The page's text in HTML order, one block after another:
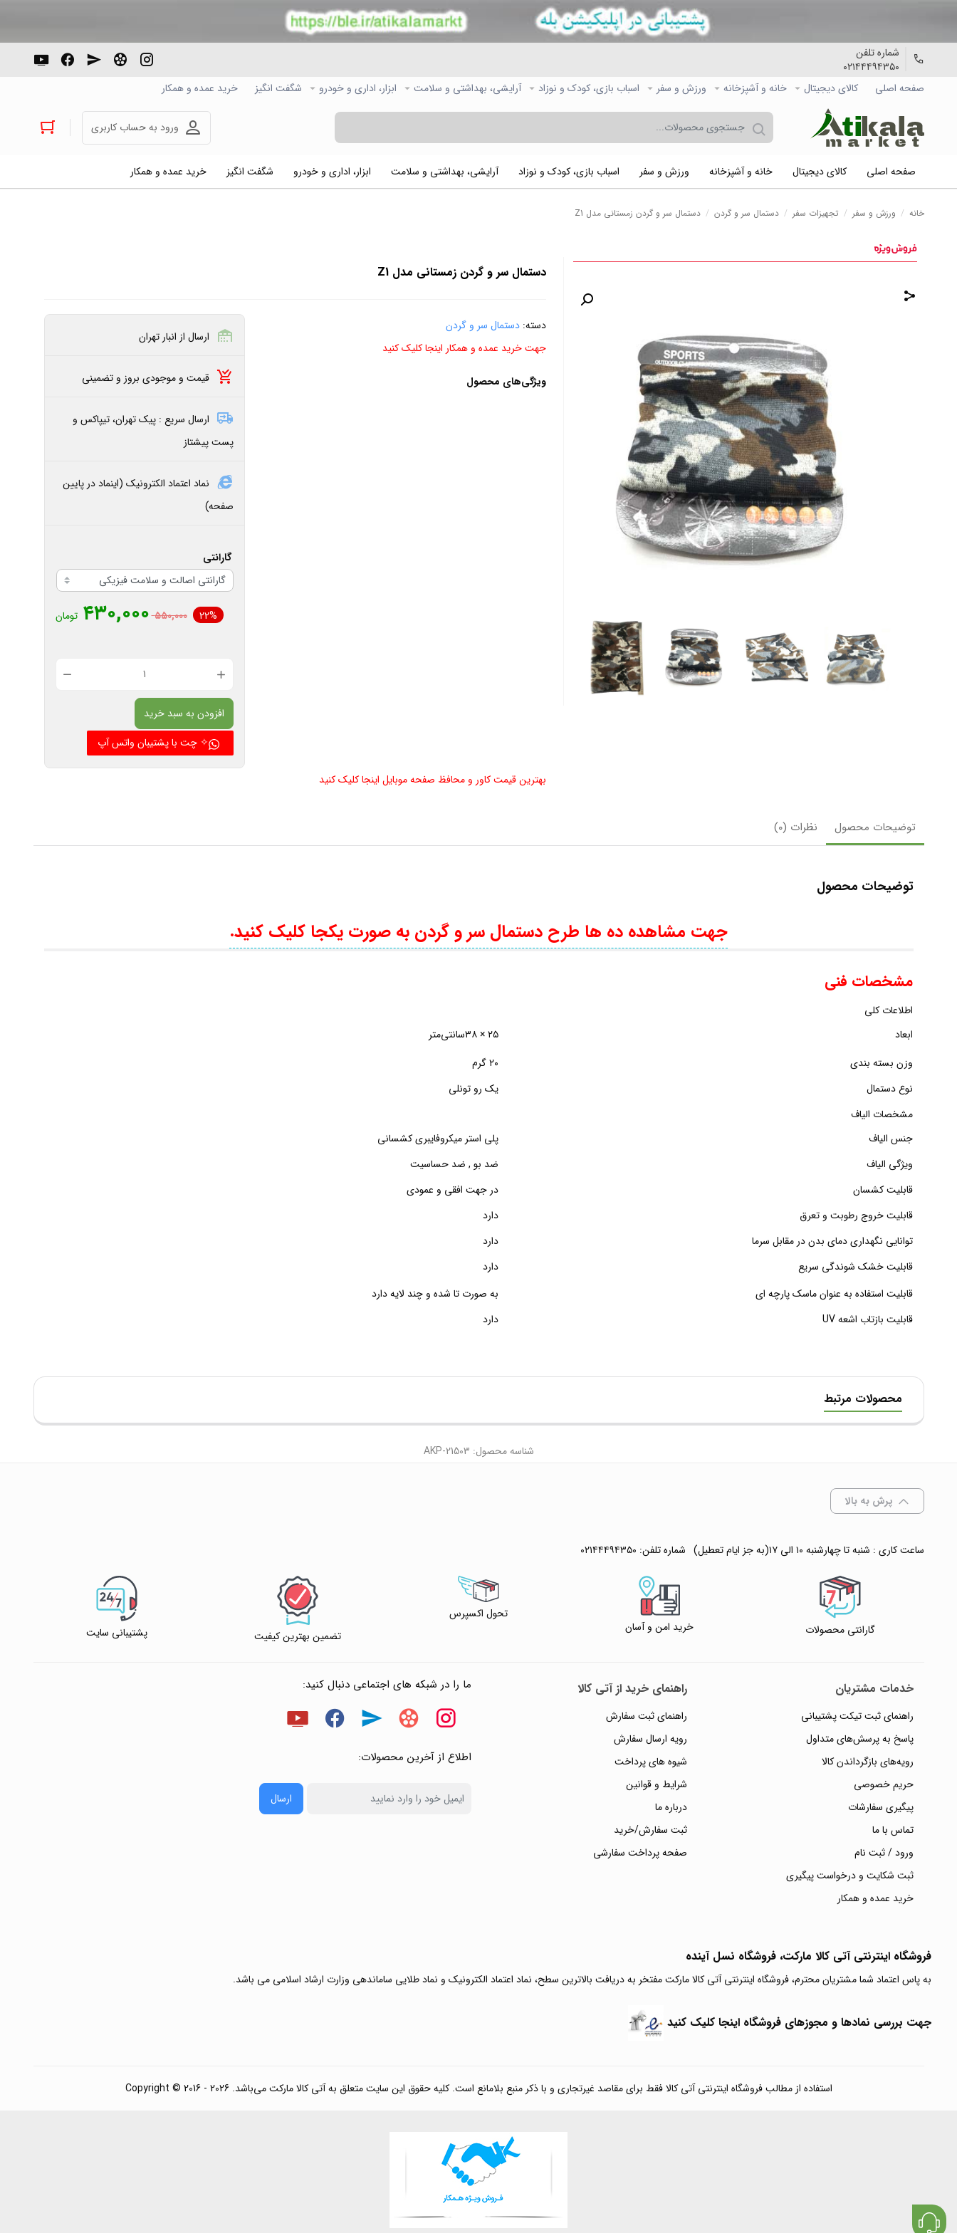
شماره تلفن
۰۲۱۴۴۴۹۴۳۵۰
صفحه اصلی
کالاي دیجیتال خانه و آشپزخانه ورزش و سفر اسباب بازی، کودک و نوزاد آرایشی، بهداشتی و سلامت ابزار، اداری و خودرو شگفت انگیز خرید عمده و همکار
ورود به حساب کاربری
صفحه اصلی کالاي دیجیتال خانه و آشپزخانه ورزش و سفر اسباب بازی، کودک و نوزاد آرایشی، بهداشتی و سلامت ابزار، اداری و خودرو شگفت انگیز خرید عمده و همکار
خانه / ورزش و سفر / تجهیزات سفر / دستمال سر و گردن / دستمال سر و گردن زمستانی مدل Z1
دستمال سر و گردن زمستانی مدل Z1
دسته: دستمال سر و گردن
جهت خرید عمده و همکار اینجا کلیک کنید
ویژگی‌های محصول
ارسال از انبار تهران
قیمت و موجودی بروز و تضمینی
ارسال سریع : پیک تهران، تیپاکس و
پست پیشتاز
نماد اعتماد الکترونیک (اینماد در پایین
صفحه)
گارانتی
22% ۵۵۰,۰۰۰ ۴۳۰,۰۰۰ تومان
افزودن به سبد خرید
✧ چت با پشتیبان واتس آپ
بهترین قیمت کاور و محافظ صفحه موبایل اینجا کلیک کنید
توضیحات محصول نظرات (۰)
توضیحات محصول
جهت مشاهده ده ها طرح دستمال سر و گردن به صورت یکجا کلیک کنید.
مشخصات فنی
اطلاعات کلی
ابعاد
۲۵ × ۳۸سانتی‌متر
وزن بسته بندی
۲۰ گرم
نوع دستمال
یک رو تونلی
مشخصات الیاف
جنس الیاف
پلی استر میکروفایبری کشسانی
ویژگی الیاف
ضد بو , ضد حساسیت
قابلیت کشسان
در جهت افقی و عمودی
قابلیت خروج رطوبت و تعرق
دارد
توانایی نگهداری دمای بدن در مقابل سرما
دارد
قابلیت خشک شوندگی سریع
دارد
قابلیت استفاده به عنوان ماسک پارچه ای
به صورت تا شده و چند لایه دارد
قابلیت بازتاب اشعه UV
دارد
محصولات مرتبط
شناسه محصول: AKP-21503
پرش به بالا
ساعت کاری : شنبه تا چهارشنبه ۱۰ الی ۱۷(به جز ایام تعطیل) شماره تلفن: ۰۲۱۴۴۴۹۴۳۵۰
گارانتی محصولات خرید امن و آسان
تحول اکسپرس
تضمین بهترین کیفیت
پشتیبانی سایت
خدمات مشتریان
راهنمای ثبت تیکت پشتیبانی
پاسخ به پرسش‌های متداول
رویه‌های بازگرداندن کالا
حریم خصوصی
پیگیری سفارشات
تماس با ما
ورود / ثبت نام
ثبت شکایت و درخواست پیگیری
خرید عمده و همکار
راهنمای خرید از آتی کالا
راهنمای ثبت سفارش
رویه ارسال سفارش
شیوه های پرداخت
شرایط و قوانین
درباره ما
ثبت سفارش/خرید
صفحه پرداخت سفارشی
ما را در شبکه های اجتماعی دنبال کنید:
اطلاع از آخرین محصولات:
ارسال
فروشگاه اینترنتی آتی‌ کالا مارکت، فروشگاه نسل آینده
به پاس اعتماد شما مشتریان محترم، فروشگاه اینترنتی آتی کالا مارکت مفتخر به دریافت بالاترین سطح، نماد اعتماد الکترونیک و نماد طلایی ساماندهی وزارت ارشاد اسلامی می باشد.
جهت بررسی نمادها و مجوزهای فروشگاه اینجا کلیک کنید
استفاده از مطالب فروشگاه اینترنتی آتی کالا فقط برای مقاصد غیرتجاری و با ذکر منبع بلامانع است. کلیه حقوق این سایت متعلق به آتی کالا مارکت می‌باشد. Copyright © 2016 - 2026